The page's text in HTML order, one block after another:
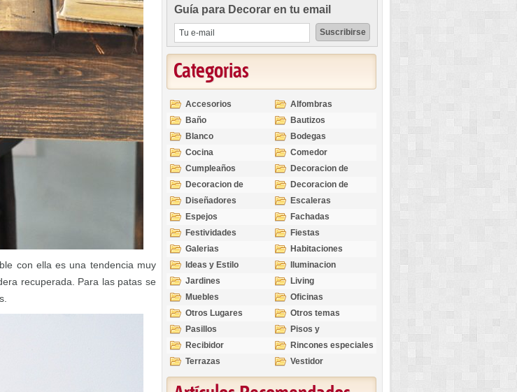
con ella es una tendencia muy
recuperada. Para las patas se
Guía para Decorar en tu email
Categorias
Accesorios
Alfombras
Baño
Bautizos
Blanco
Bodegas
Cocina
Comedor
Cumpleaños
Decoracion de
Exteriores
Decoracion de
Interiores
Decoracion de
Ocasiones
Diseñadores
Escaleras
Espejos
Fachadas
Festividades
Fiestas
Galerias
Habitaciones
Ideas y Estilo
Iluminacion
Jardines
Living
Muebles
Oficinas
Otros Lugares
Otros temas
Pasillos
Pisos y
revestimientos
Recibidor
Rincones especiales
Terrazas
Vestidor